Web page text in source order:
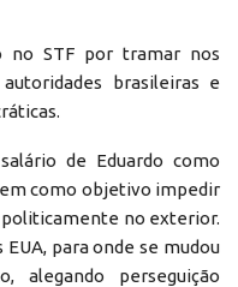
no STF por tramar nos
brasileiras e
de Eduardo como
como objetivo impedir
politicamente no exterior.
para onde se mudou
alegando perseguição